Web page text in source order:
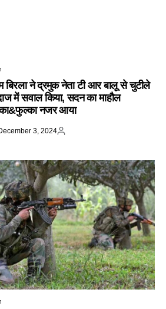
बिरला ने द्रमुक नेता टी आर बालू से चुटीले
में सवाल किया, सदन का माहौल
नजर आया
3, 2024
Posted